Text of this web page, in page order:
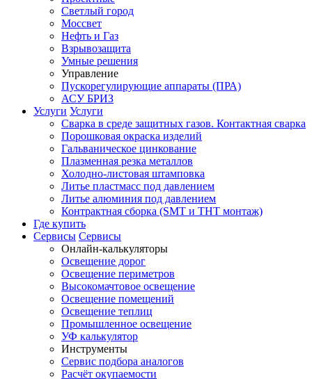
Светлый город
Моссвет
Нефть и Газ
Взрывозащита
Умные решения
Управление
Пускорегулирующие аппараты (ПРА)
АСУ БРИЗ
Услуги Услуги
Сварка в среде защитных газов. Контактная сварка
Порошковая окраска изделий
Гальваническое цинкование
Плазменная резка металлов
Холодно-листовая штамповка
Литье пластмасс под давлением
Литье алюминия под давлением
Контрактная сборка (SMT и THT монтаж)
Где купить
Сервисы Сервисы
Онлайн-калькуляторы
Освещение дорог
Освещение периметров
Высокомачтовое освещение
Освещение помещений
Освещение теплиц
Промышленное освещение
УФ калькулятор
Инструменты
Сервис подбора аналогов
Расчёт окупаемости